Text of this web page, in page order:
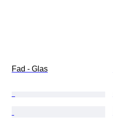
Fad - Glas